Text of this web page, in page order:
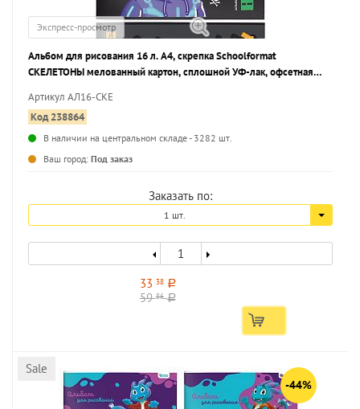
Экспресс-просмотр
Альбом для рисования 16 л. А4, скрепка Schoolformat
СКЕЛЕТОНЫ мелованный картон, сплошной УФ-лак, офсетная
Артикул АЛ16-СКЕ
Код 238864
В наличии на центральном складе - 3282 шт.
Ваш город: Под заказ
Заказать по:
1 шт.
33 38 a
5986 a
Sale
-44%